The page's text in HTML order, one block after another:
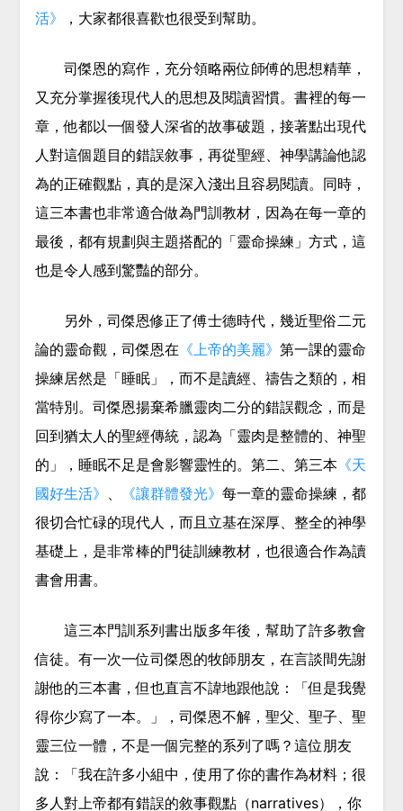
活》
，大家都很喜歡也很受到幫助。
司傑恩的寫作，充分領略兩位師傅的思想精華，
又充分掌握後現代人的思想及閱讀習慣。書裡的每一
章，他都以一個發人深省的故事破題，接著點出現代
人對這個題目的錯誤敘事，再從聖經、神學講論他認
為的正確觀點，真的是深入淺出且容易閱讀。同時，
這三本書也非常適合做為門訓教材，因為在每一章的
最後，都有規劃與主題搭配的「靈命操練」方式，這
也是令人感到驚豔的部分。
另外，司傑恩修正了傅士德時代，幾近聖俗二元
論的靈命觀，司傑恩在 《上帝的美麗》 第一課的靈命
操練居然是「睡眠」，而不是讀經、禱告之類的，相
當特別。司傑恩揚棄希臘靈肉二分的錯誤觀念，而是
回到猶太人的聖經傳統，認為「靈肉是整體的、神聖
的」，睡眠不足是會影響靈性的。第二、第三本《天
國好生活》 、 《讓群體發光》 每一章的靈命操練，都
很切合忙碌的現代人，而且立基在深厚、整全的神學
基礎上，是非常棒的門徒訓練教材，也很適合作為讀
書會用書。
這三本門訓系列書出版多年後，幫助了許多教會
信徒。有一次一位司傑恩的牧師朋友，在言談間先謝
謝他的三本書，但也直言不諱地跟他說：「但是我覺
得你少寫了一本。」，司傑恩不解，聖父、聖子、聖
靈三位一體，不是一個完整的系列了嗎？這位朋友
說：「我在許多小組中，使用了你的書作為材料；很
多人對上帝都有錯誤的敘事觀點（narratives），你